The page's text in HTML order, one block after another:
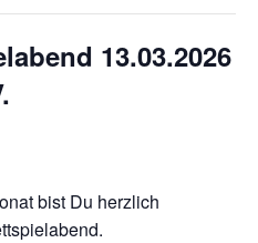
13.03.2026
bist Du herzlich